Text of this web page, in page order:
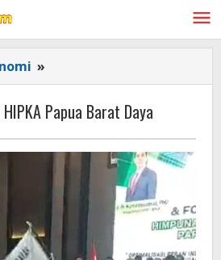
»
Silehu
Pimpin
HIPKA
Papua
Barat
Papua Barat Daya